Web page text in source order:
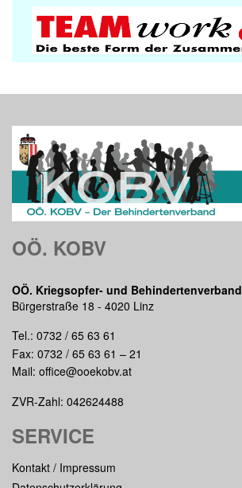
OÖ. KOBV
OÖ. Kriegsopfer- und Behindertenverband
Bürgerstraße 18 - 4020 Linz
Tel.: 0732 / 65 63 61
Fax: 0732 / 65 63 61 – 21
Mail: office@ooekobv.at
ZVR-Zahl: 042624488
SERVICE
Kontakt / Impressum